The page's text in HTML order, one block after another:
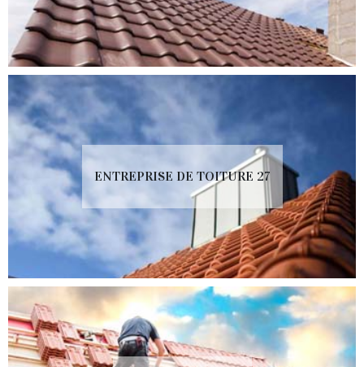
ENTREPRISE DE TOITURE 27